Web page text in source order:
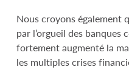
Nous croyons également
par l’orgueil des banques
fortement augmenté la
les multiples crises